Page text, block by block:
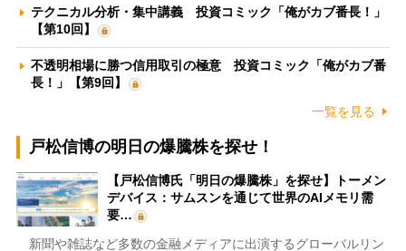
テクニカル分析・集中講義 投資コミック「俺がカブ番長！」
【第10回】
不透明相場に勝つ信用取引の極意 投資コミック「俺がカブ番
長！」【第9回】
一覧を見る
戸松信博の明日の爆騰株を探せ！
【戸松信博氏「明日の爆騰株」を探せ】トーメン
デバイス：サムスンを通じて世界のAIメモリ需
要…
新聞や雑誌など多数の金融メディアに出演するグローバルリン